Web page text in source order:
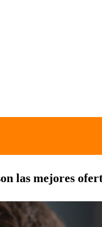
las mejores